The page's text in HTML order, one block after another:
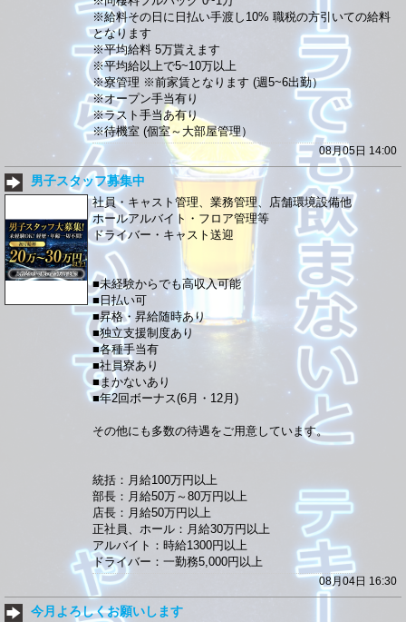
※給料その日に日払い手渡し10% 職税の方引いての給料
となります
※平均給料 5万貰えます
※平均給以上で5~10万以上
※寮管理 ※前家賃となります (週5~6出勤）
※オープン手当有り
※ラスト手当あ有り
※待機室 (個室～大部屋管理）
08月05日 14:00
男子スタッフ募集中
社員・キャスト管理、業務管理、店舗環境設備他
ホールアルバイト・フロア管理等
ドライバー・キャスト送迎
■未経験からでも高収入可能
■日払い可
■昇格・昇給随時あり
■独立支援制度あり
■各種手当有
■社員寮あり
■まかないあり
■年2回ボーナス(6月・12月)
その他にも多数の待遇をご用意しています。
統括：月給100万円以上
部長：月給50万～80万円以上
店長：月給50万円以上
正社員、ホール：月給30万円以上
アルバイト：時給1300円以上
ドライバー：一勤務5,000円以上
08月04日 16:30
今月よろしくお願いします